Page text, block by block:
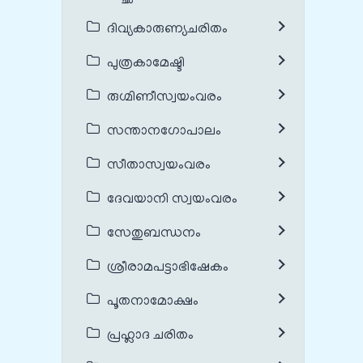
ദിവ്യകാരുണ്യചരിതം
പുത്രകാമേഷ്ടി
രുഗ്മിണീസ്വയംവരം
സന്താനഗോപാലം
സീതാസ്വയംവരം
ദേവയാനി സ്വയംവരം
സേതുബന്ധനം
ശ്രീരാമപട്ടാഭിഷേകം
പൂതനാമോക്ഷം
പ്രഹ്ലാദ ചരിതം